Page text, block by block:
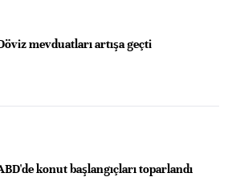
mevduatları artışa geçti
konut başlangıçları toparlandı